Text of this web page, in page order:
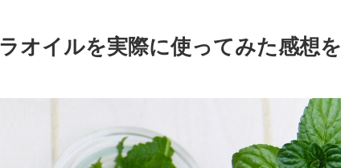
オイルを実際に使ってみた感想